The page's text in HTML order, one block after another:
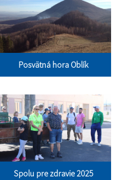
Posvätná hora Oblík
Spolu pre zdravie 2025